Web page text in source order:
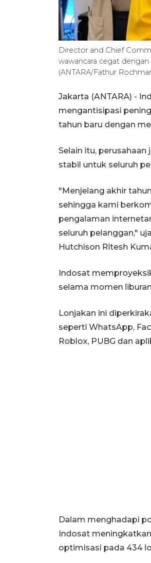
Director and Chief
wawancara cegat dengan
(ANTARA/Fathur
Jakarta (ANTARA) -
mengantisipasi
tahun baru dengan
Selain itu,
stabil untuk seluruh
"Menjelang akhir
sehingga kami
pengalaman
seluruh pelanggan,"
Hutchison Ritesh
Indosat
selama momen
Lonjakan ini
seperti WhatsApp,
Roblox, PUBG dan
Dalam menghadapi
Indosat
optimisasi pada 434